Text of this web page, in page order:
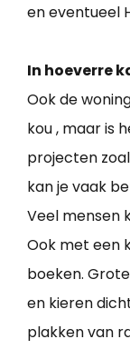
en eventueel
In hoeverre
Ook de
kou , maar is
projecten
kan je vaak
Veel mensen
Ook met een
boeken.
en kieren
plakken van